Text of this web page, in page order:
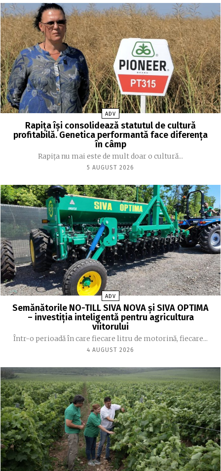
ADV
Rapița își consolidează statutul de cultură
profitabilă. Genetica performantă face diferența
în câmp
Rapița nu mai este de mult doar o cultură...
5 AUGUST 2026
ADV
Semănătorile NO-TILL SIVA NOVA și SIVA OPTIMA
– investiția inteligentă pentru agricultura
viitorului
Într-o perioadă în care fiecare litru de motorină, fiecare...
4 AUGUST 2026